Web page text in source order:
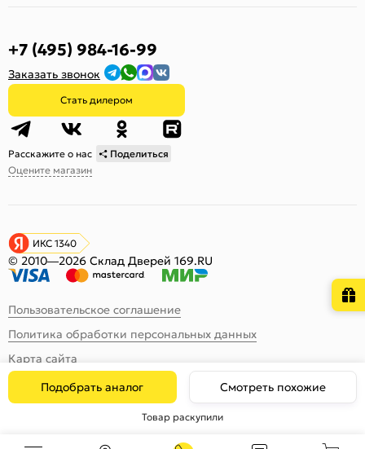
Подобрать аналог Смотреть похожие
Товар раскупили
+7 (495) 984-16-99
Заказать звонок
Стать дилером
Расскажите о нас
Поделиться
Оцените магазин
ИКС 1340
© 2010—2026 Склад Дверей 169.RU
Пользовательское соглашение
Политика обработки персональных данных
Карта сайта